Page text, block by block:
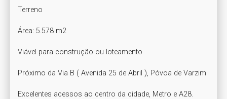
Terreno
Área: 5.578 m2
Viável para construção ou loteamento
Próximo da Via B ( Avenida 25 de Abril ), Póvoa de Varzim
Excelentes acessos ao centro da cidade, Metro e A28.